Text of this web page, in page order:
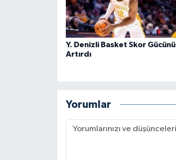
Y. Denizli Basket Skor Gücünü
Artırdı
Yorumlar